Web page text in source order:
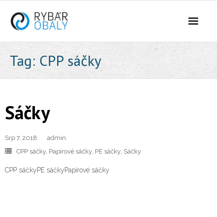
Sáčky
Fólie
Baličky
Tag: CPP sáčky
Sáčky
Srp 7, 2018
admin
CPP sáčky, Papírové sáčky, PE sáčky, Sáčky
CPP sáčkyPE sáčkyPapírové sáčky